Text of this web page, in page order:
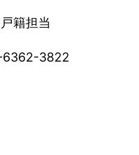
籍担当
3822